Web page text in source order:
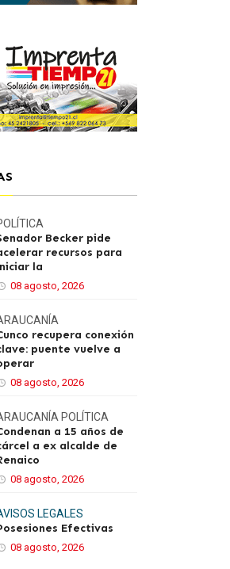
Becker pide
recursos para
la
08 agosto, 2026
recupera conexión
puente vuelve a
08 agosto, 2026
POLÍTICA
a 15 años de
a ex alcalde de
08 agosto, 2026
LEGALES
Efectivas
08 agosto, 2026